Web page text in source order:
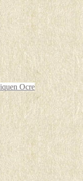
elegir
en
la
página
de
producto
Ocre